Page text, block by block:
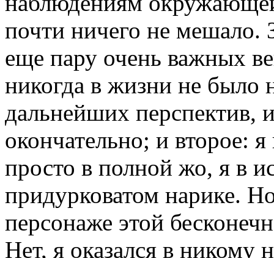
почти ничего не мешало.
еще пару очень важных
никогда в жизни не было
дальнейших перспектив,
окончательно; и второе:
просто в полной жо, я в
придурковатом нарике.
персонаже этой
Нет, я оказался в никому